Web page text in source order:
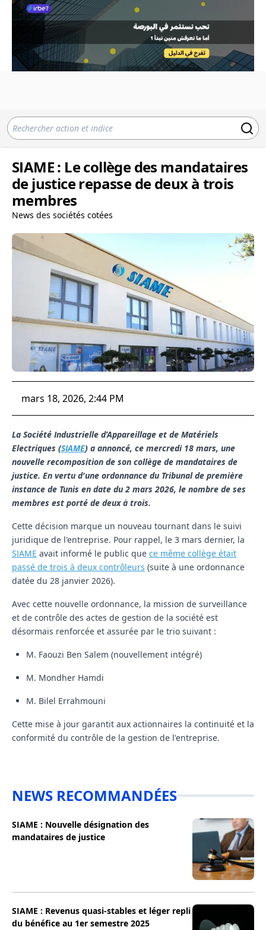
SIAME : Le collège des mandataires
de justice repasse de deux à trois
membres
News des sociétés cotées
mars 18, 2026, 2:44 PM
La Société Industrielle d’Appareillage et de Matériels
Electriques (SIAME) a annoncé, ce mercredi 18 mars, une
nouvelle recomposition de son collège de mandataires de
justice. En vertu d'une ordonnance du Tribunal de première
instance de Tunis en date du 2 mars 2026, le nombre de ses
membres est porté de deux à trois.
Cette décision marque un nouveau tournant dans le suivi
juridique de l'entreprise. Pour rappel, le 3 mars dernier, la
SIAME avait informé le public que ce même collège était
passé de trois à deux contrôleurs (suite à une ordonnance
datée du 28 janvier 2026).
Avec cette nouvelle ordonnance, la mission de surveillance
et de contrôle des actes de gestion de la société est
désormais renforcée et assurée par le trio suivant :
M. Faouzi Ben Salem (nouvellement intégré)
M. Mondher Hamdi
M. Bilel Errahmouni
Cette mise à jour garantit aux actionnaires la continuité et la
conformité du contrôle de la gestion de l'entreprise.
NEWS RECOMMANDÉES
SIAME : Nouvelle désignation des
mandataires de justice
SIAME : Revenus quasi-stables et léger repli
du bénéfice au 1er semestre 2025